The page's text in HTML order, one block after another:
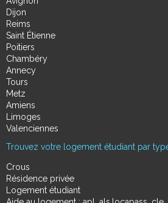
Dijon
Reims
Saint Étienne
Poitiers
Chambéry
Annecy
Tours
Metz
Amiens
Limoges
Valenciennes
Trouvez votre logement étudiant par
Crous
Résidence privée
Logement étudiant